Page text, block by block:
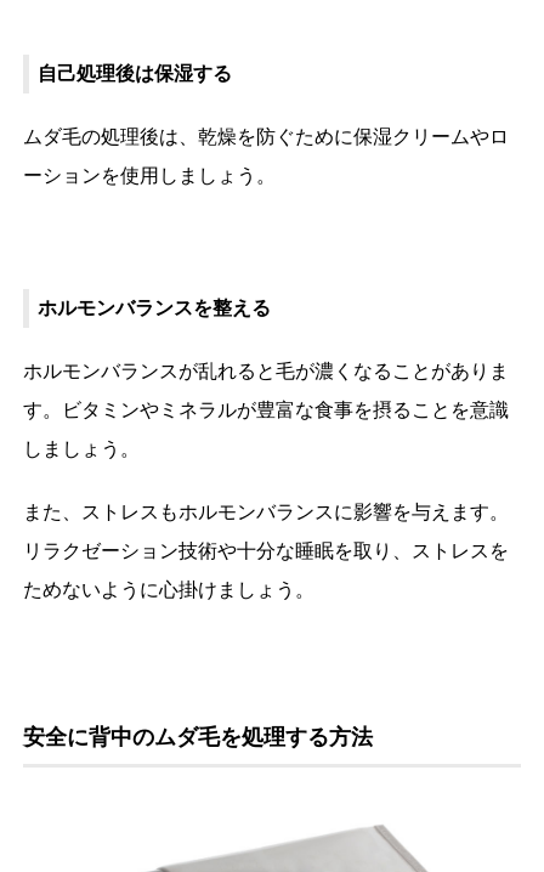
自己処理後は保湿する
ムダ毛の処理後は、乾燥を防ぐために保湿クリームやロ
ーションを使用しましょう。
ホルモンバランスを整える
ホルモンバランスが乱れると毛が濃くなることがありま
す。ビタミンやミネラルが豊富な食事を摂ることを意識
しましょう。
また、ストレスもホルモンバランスに影響を与えます。
リラクゼーション技術や十分な睡眠を取り、ストレスを
ためないように心掛けましょう。
安全に背中のムダ毛を処理する方法